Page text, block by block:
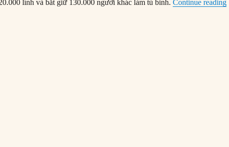
lính và bắt giữ 130.000 người khác làm tù binh.Continue reading